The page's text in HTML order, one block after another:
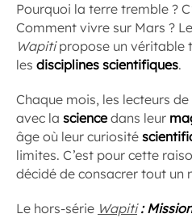
Pourquoi la terre tremble ?
Comment vivre sur Mars ?
Wapitipropose un véritable
les disciplines scientifiques.
Chaque mois, les lecteurs de
avec la sciencedans leur
âge où leur curiosité
limites. C’est pour cette
décidé de consacrer tout un
Le hors-série Wapiti: